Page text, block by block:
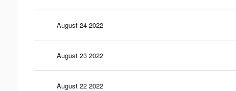
August 24 2022
August 23 2022
August 22 2022